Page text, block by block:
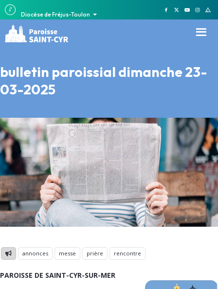
Diocèse de Fréjus-Toulon
bulletin paroissial dimanche 23-
03-2025
annonces messe prière rencontre
PAROISSE DE SAINT-CYR-SUR-MER